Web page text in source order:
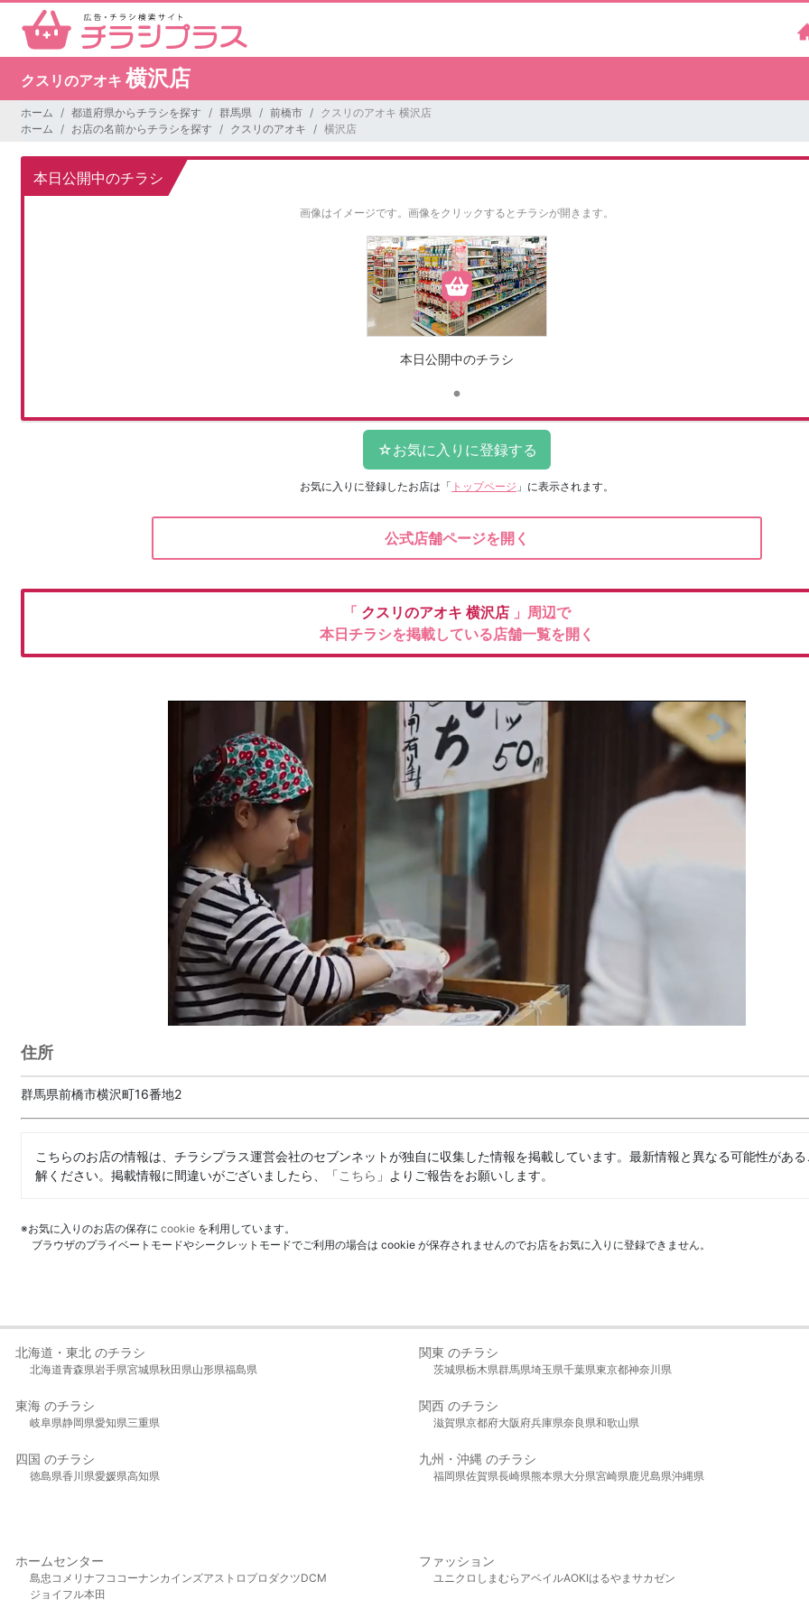
クスリのアオキ 横沢店
ホーム 都道府県からチラシを探す 群馬県 前橋市
クスリのアオキ 横沢店
ホーム
お店の名前からチラシを探す クスリのアオキ 横沢店
本日公開中のチラシ
画像はイメージです。 画像をクリックするとチラシが開きます。
本日公開中のチラシ
お気に入りに登録したお店は 「 トップページ 」に表示されます。
公式店舗ページを開く
「 クスリのアオキ 横沢店 」周辺で
本日チラシを掲載している店舗一覧を開く
住所
群馬県前橋市横沢町16番地2
こちらのお店の情報は、チラシプラス運営会社のセブンネットが独自に収集した情報を掲載しています。最新情報と異なる可能性があ
解ください。掲載情報に間違いがございましたら、「こちら 」よりご報告をお願いします。
※お気に入りのお店の保存に cookie を利用しています。
ブラウザのプライベートモードやシークレットモードでご利用の場合は cookie が保存されませんのでお店をお気に入りに登録できません。
北海道・東北 のチラシ
北海道青森県岩手県宮城県秋田県山形県福島県
関東 のチラシ
茨城県栃木県群馬県埼玉県千葉県東京都神奈川県
東海 のチラシ
岐阜県静岡県愛知県三重県
関西 のチラシ
滋賀県京都府大阪府兵庫県奈良県和歌山県
四国 のチラシ
徳島県香川県愛媛県高知県
九州・沖縄 のチラシ
福岡県佐賀県長崎県熊本県大分県宮崎県鹿児島県沖縄県
ホームセンター
島忠 コメリ ナフコ コーナンカインズアストロプロダクツDCM
ジョイフル本田
ファッション
ユニクロ しまむら アベイルAOKIはるやま サカゼン